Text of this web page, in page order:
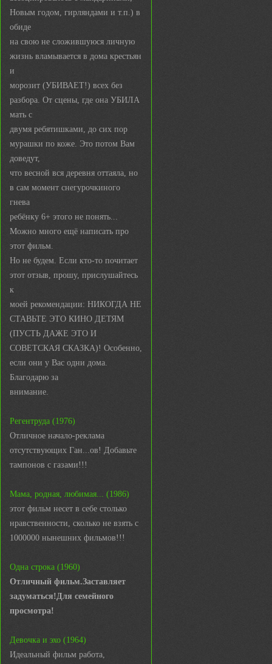
Новым годом, гирляндами и т.п.) в
обиде
на свою не сложившуюся личную
жизнь вламывается в дома крестьян
и
морозит (УБИВАЕТ!) всех без
разбора. От сцены, где она УБИЛА
мать с
двумя ребятишками, до сих пор
мурашки по коже. Это потом Вам
доведут,
что весной вся деревня оттаяла, но
в сам момент снегурочкиного
гнева
ребёнку 6+ этого не понять...
Можно много ещё написать про
этот фильм.
Но не будем. Если кто-то почитает
этот отзыв, прошу, прислушайтесь
к
моей рекомендации: НИКОГДА НЕ
СТАВЬТЕ ЭТО КИНО ДЕТЯМ
(ПУСТЬ ДАЖЕ ЭТО И
СОВЕТСКАЯ СКАЗКА)! Особенно,
если они у Вас одни дома.
Благодарю за
внимание.
Регентруда (1976)
Отличное начало-реклама
отсутствующих Ган...ов! Добавьте
тампонов с газами!!!
Мама, родная, любимая... (1986)
этот фильм несет в себе столько
нравственности, сколько не взять с
1000000 нынешних фильмов!!!
Одна строка (1960)
Отличный фильм.Заставляет
задуматься!Для семейного
просмотра!
Девочка и эхо (1964)
Идеальный фильм работа,